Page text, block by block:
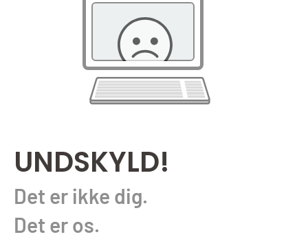
UNDSKYLD!
Det er ikke dig.
Det er os.